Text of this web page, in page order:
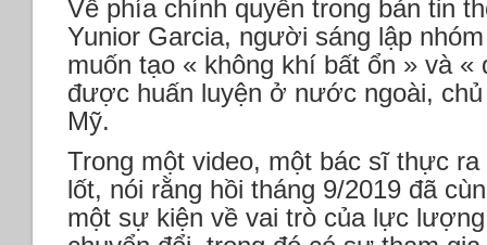
Về phía chính quyền trong bản tin
Yunior Garcia, người sáng lập
muốn tạo « không khí bất ổn » và
được huấn luyện ở nước ngoài,
Mỹ.
Trong một video, một bác sĩ thực
lốt, nói rằng hồi tháng 9/2019 đã
một sự kiện về vai trò của lực